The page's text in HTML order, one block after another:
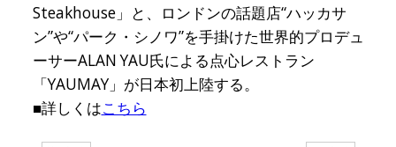
Steakhouse」と、ロンドンの話題店“ハッカサ
ン”や“パーク・シノワ”を手掛けた世界的プロデュ
ーサーALAN YAU氏による点心レストラン
「YAUMAY」が日本初上陸する。
■詳しくはこちら